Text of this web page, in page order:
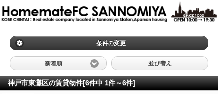
条件の変更
新着順 並び替え
神戸市東灘区の賃貸物件[6件中 1件～6件]